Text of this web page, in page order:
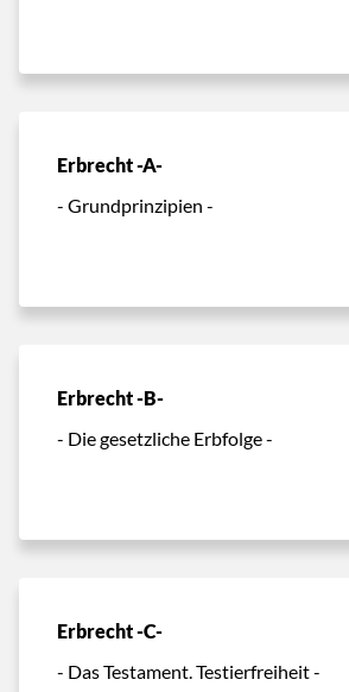
Erbrecht -A-
- Grundprinzipien -
Erbrecht -B-
- Die gesetzliche Erbfolge -
Erbrecht -C-
- Das Testament. Testierfreiheit -